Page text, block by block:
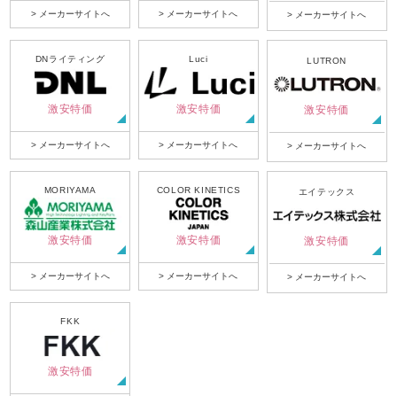
> メーカーサイトへ > メーカーサイトへ > メーカーサイトへ
DNライティング
激安特価
> メーカーサイトへ
Luci
激安特価
> メーカーサイトへ
LUTRON
激安特価
> メーカーサイトへ
MORIYAMA
激安特価
> メーカーサイトへ
COLOR KINETICS
激安特価
> メーカーサイトへ
エイテックス
激安特価
> メーカーサイトへ
FKK
激安特価